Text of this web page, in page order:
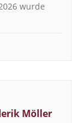
wurde
Möller